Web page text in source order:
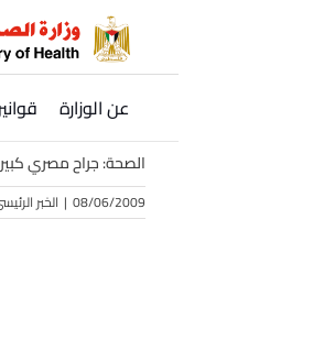
عن الوزارة
الصحة: جراح مصري كبير يجري 17 عملية نوعية ومعقدة في
08/06/2009
| الخبر